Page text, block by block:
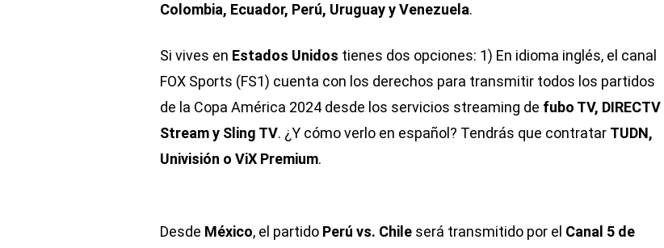
Colombia, Ecuador, Perú, Uruguay y Venezuela.
Si vives en Estados Unidos tienes dos opciones: 1) En idioma inglés, el canal
FOX Sports (FS1) cuenta con los derechos para transmitir todos los partidos
de la Copa América 2024 desde los servicios streaming de fubo TV, DIRECTV
Stream y Sling TV. ¿Y cómo verlo en español? Tendrás que contratar TUDN,
Univisión o ViX Premium.
Desde México, el partido Perú vs. Chile será transmitido por el Canal 5 de